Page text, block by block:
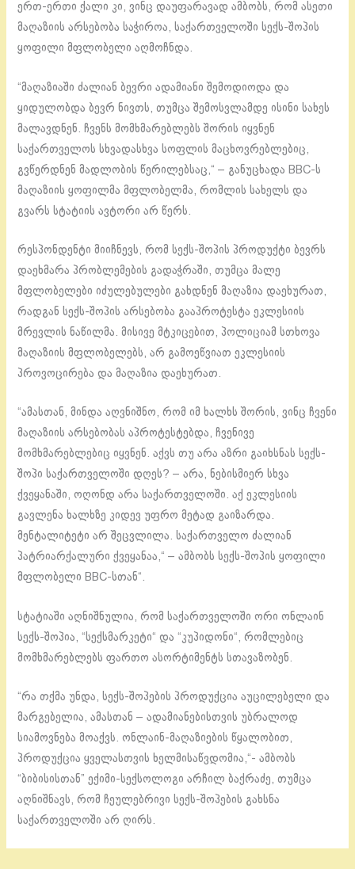
ერთ-ერთი ქალი კი, ვინც დაუფარავად ამბობს, რომ ასეთი
მაღაზიის არსებობა საჭიროა, საქართველოში სექს-შოპის
ყოფილი მფლობელი აღმოჩნდა.
“მაღაზიაში ძალიან ბევრი ადამიანი შემოდიოდა და
ყიდულობდა ბევრ ნივთს, თუმცა შემოსვლამდე ისინი სახეს
მალავდნენ. ჩვენს მომხმარებლებს შორის იყვნენ
საქართველოს სხვადასხვა სოფლის მაცხოვრებლებიც,
გვწერდნენ მადლობის წერილებსაც,“ – განუცხადა BBC-ს
მაღაზიის ყოფილმა მფლობელმა, რომლის სახელს და
გვარს სტატიის ავტორი არ წერს.
რესპონდენტი მიიჩნევს, რომ სექს-შოპის პროდუქტი ბევრს
დაეხმარა პრობლემების გადაჭრაში, თუმცა მალე
მფლობელები იძულებულები გახდნენ მაღაზია დაეხურათ,
რადგან სექს-შოპის არსებობა გააპროტესტა ეკლესიის
მრევლის ნაწილმა. მისივე მტკიცებით, პოლიციამ სთხოვა
მაღაზიის მფლობელებს, არ გამოეწვიათ ეკლესიის
პროვოცირება და მაღაზია დაეხურათ.
“ამასთან, მინდა აღვნიშნო, რომ იმ ხალხს შორის, ვინც ჩვენი
მაღაზიის არსებობას აპროტესტებდა, ჩვენივე
მომხმარებლებიც იყვნენ. აქვს თუ არა აზრი გაიხსნას სექს-
შოპი საქართველოში დღეს? – არა, ნებისმიერ სხვა
ქვეყანაში, ოღონდ არა საქართველოში. აქ ეკლესიის
გავლენა ხალხზე კიდევ უფრო მეტად გაიზარდა.
მენტალიტეტი არ შეცვლილა. საქართველო ძალიან
პატრიარქალური ქვეყანაა,“ – ამბობს სექს-შოპის ყოფილი
მფლობელი BBC-სთან“.
სტატიაში აღნიშნულია, რომ საქართველოში ორი ონლაინ
სექს-შოპია, “სექსმარკეტი“ და “კუპიდონი“, რომლებიც
მომხმარებლებს ფართო ასორტიმენტს სთავაზობენ.
“რა თქმა უნდა, სექს-შოპების პროდუქცია აუცილებელი და
მარგებელია, ამასთან – ადამიანებისთვის უბრალოდ
სიამოვნება მოაქვს. ონლაინ-მაღაზიების წყალობით,
პროდუქცია ყველასთვის ხელმისაწვდომია,“- ამბობს
“ბიბისისთან” ექიმი-სექსოლოგი არჩილ ბაქრაძე, თუმცა
აღნიშნავს, რომ ჩეულებრივი სექს-შოპების გახსნა
საქართველოში არ ღირს.